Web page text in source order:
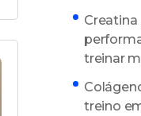
treinar
treino